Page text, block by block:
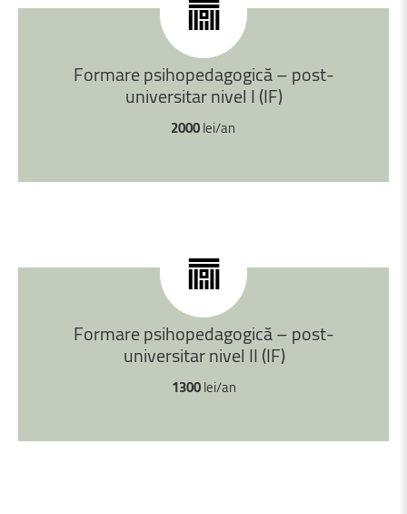
Formarepsihopedagogică–post-
universitarnivel I(IF)
2000lei/an
Formarepsihopedagogică–post-
universitarnivel II(IF)
1300lei/an